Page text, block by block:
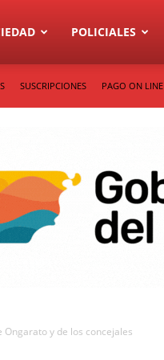
POLICIALES
SUSCRIPCIONES PAGO ON LINE
Ongarato y de los concejales